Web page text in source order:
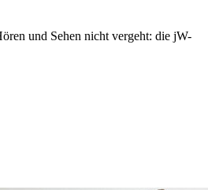
und Sehen nicht vergeht: die jW-